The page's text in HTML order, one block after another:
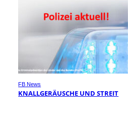
FB News
KNALLGERÄUSCHE UND STREIT